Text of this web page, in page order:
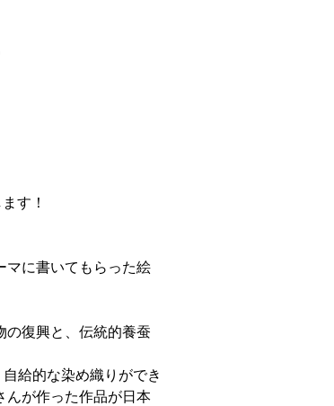
す！
マに書いてもらった絵
の復興と、伝統的養蚕
給的な染め織りができ
んが作った作品が日本